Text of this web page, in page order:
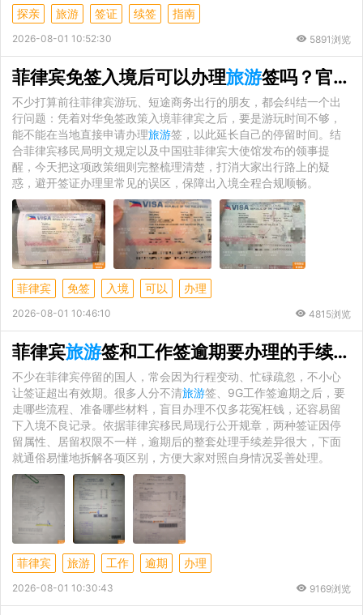
探亲 旅游 签证 续签 指南
2026-08-01 10:52:30 5891浏览
菲律宾免签入境后可以办理旅游签吗？官方政策完整解读
不少打算前往菲律宾游玩、短途商务出行的朋友，都会纠结一个出
行问题：凭着对华免签政策入境菲律宾之后，要是游玩时间不够，
能不能在当地直接申请办理旅游签，以此延长自己的停留时间。结
合菲律宾移民局明文规定以及中国驻菲律宾大使馆发布的领事提
醒，今天把这项政策细则完整梳理清楚，打消大家出行路上的疑
惑，避开签证办理里常见的误区，保障出入境全程合规顺畅。
菲律宾 免签 入境 可以 办理
2026-08-01 10:46:10 4815浏览
菲律宾旅游签和工作签逾期要办理的手续有哪些不同？
不少在菲律宾停留的国人，常会因为行程变动、忙碌疏忽，不小心
让签证超出有效期。很多人分不清旅游签、9G工作签逾期之后，要
走哪些流程、准备哪些材料，盲目办理不仅多花冤枉钱，还容易留
下入境不良记录。依据菲律宾移民局现行公开规章，两种签证因停
留属性、居留权限不一样，逾期后的整套处理手续差异很大，下面
就通俗易懂地拆解各项区别，方便大家对照自身情况妥善处理。
菲律宾 旅游 工作 逾期 办理
2026-08-01 10:30:43 9169浏览